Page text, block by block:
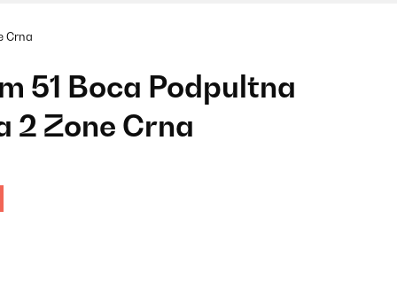
Crna
51 Boca Podpultna
2 Zone Crna